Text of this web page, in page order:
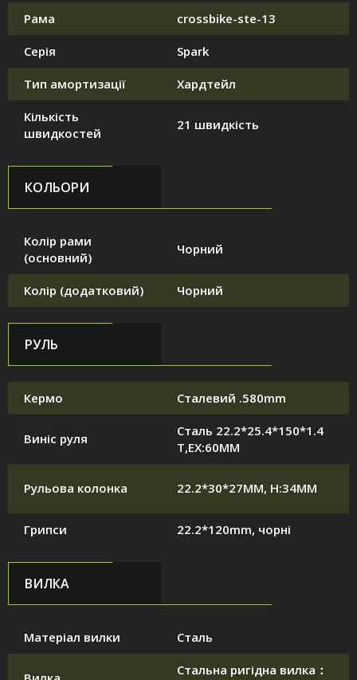
Рама crossbike-ste-13
Серія Spark
Тип амортизації Хардтейл
Кількість
швидкостей
21 швидкість
КОЛЬОРИ
Колір рами
(основний)
Чорний
Колір (додатковий) Чорний
РУЛЬ
Кермо Сталевий .580mm
Виніс руля
Сталь 22.2*25.4*150*1.4
T,EX:60MM
Рульова колонка 22.2*30*27MM, H:34MM
Грипси 22.2*120mm, чорні
ВИЛКА
Матеріал вилки Сталь
Стальна ригідна вилка：